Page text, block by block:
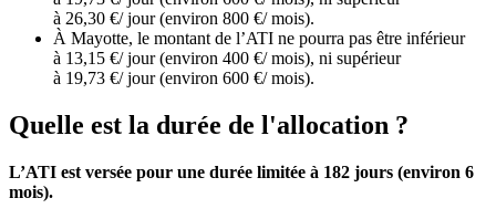
à 26,30 €/ jour (environ 800 €/ mois).
À Mayotte, le montant de l’ATI ne pourra pas être inférieur
à 13,15 €/ jour (environ 400 €/ mois), ni supérieur
à 19,73 €/ jour (environ 600 €/ mois).
Quelle est la durée de l'allocation ?
L’ATI est versée pour une durée limitée à 182 jours (environ 6
mois).